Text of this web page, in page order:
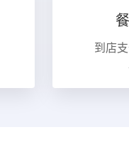
到店